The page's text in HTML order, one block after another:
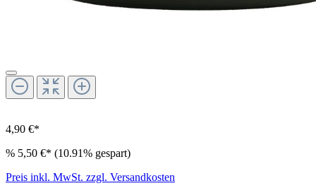
4,90 €*
% 5,50 €* (10.91% gespart)
Preis inkl. MwSt. zzgl. Versandkosten